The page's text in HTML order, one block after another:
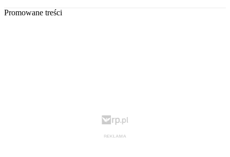
Promowane treści